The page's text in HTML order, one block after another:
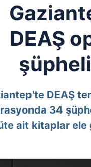
DEAŞ
şüpheli
DEAŞ
34
ait kitaplar ele